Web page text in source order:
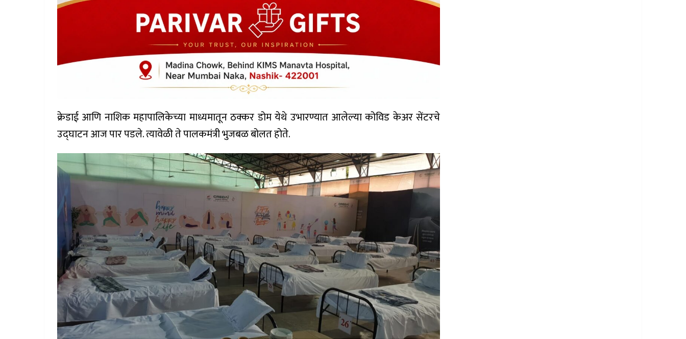
क्रेडाई आणि नाशिक महापालिकेच्या माध्यमातून ठक्कर डोम येथे उभारण्यात आलेल्या कोविड केअर सेंटरचे
उद्घाटन आज पार पडले. त्यावेळी ते पालकमंत्री भुजबळ बोलत होते.